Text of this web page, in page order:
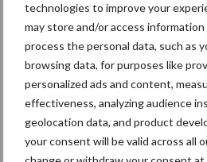
technologies to improve your
may store and/or access
process the personal data, such as
browsing data, for purposes like
personalized ads and content,
effectiveness, analyzing audience
geolocation data, and product
your consent will be valid across all
Afrikaanse
varkenspest